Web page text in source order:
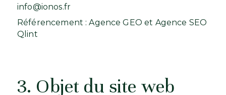
info@ionos.fr
Référencement :Agence GEO et Agence SEO
Qlint
3. Objet du site web